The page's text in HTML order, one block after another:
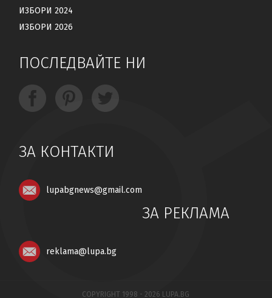
ИЗБОРИ 2024
ИЗБОРИ 2026
ПОСЛЕДВАЙТЕ НИ
ЗА КОНТАКТИ
lupabgnews@gmail.com
ЗА РЕКЛАМА
reklama@lupa.bg
COPYRIGHT 1998 - 2026 LUPA.BG